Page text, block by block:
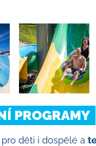
PROGRAMY
pro děti i dospělé a